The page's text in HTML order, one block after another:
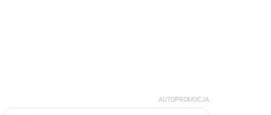
AUTOPROMOCJA